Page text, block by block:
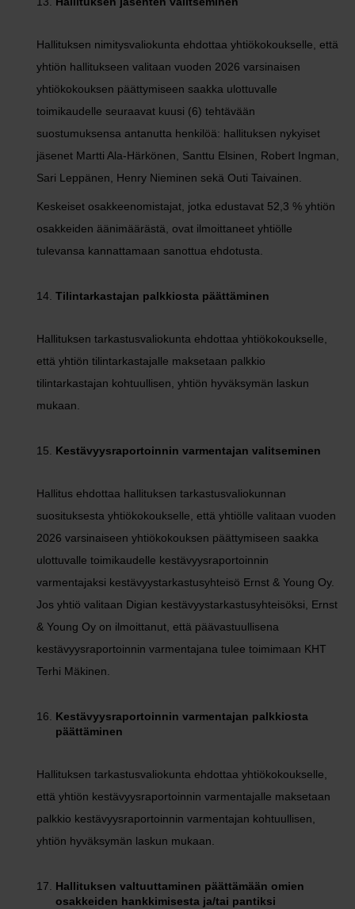
Hallituksen nimitysvaliokunta ehdottaa yhtiökokoukselle, että
yhtiön hallitukseen valitaan vuoden 2026 varsinaisen
yhtiökokouksen päättymiseen saakka ulottuvalle
toimikaudelle seuraavat kuusi (6) tehtävään
suostumuksensa antanutta henkilöä: hallituksen nykyiset
jäsenet Martti Ala-Härkönen, Santtu Elsinen, Robert Ingman,
Sari Leppänen, Henry Nieminen sekä Outi Taivainen.
Keskeiset osakkeenomistajat, jotka edustavat 52,3 % yhtiön
osakkeiden äänimäärästä, ovat ilmoittaneet yhtiölle
tulevansa kannattamaan sanottua ehdotusta.
Tilintarkastajan palkkiosta päättäminen
Hallituksen tarkastusvaliokunta ehdottaa yhtiökokoukselle,
että yhtiön tilintarkastajalle maksetaan palkkio
tilintarkastajan kohtuullisen, yhtiön hyväksymän laskun
mukaan.
Kestävyysraportoinnin varmentajan valitseminen
Hallitus ehdottaa hallituksen tarkastusvaliokunnan
suosituksesta yhtiökokoukselle, että yhtiölle valitaan vuoden
2026 varsinaiseen yhtiökokouksen päättymiseen saakka
ulottuvalle toimikaudelle kestävyysraportoinnin
varmentajaksi kestävyystarkastusyhteisö Ernst & Young Oy.
Jos yhtiö valitaan Digian kestävyystarkastusyhteisöksi, Ernst
& Young Oy on ilmoittanut, että päävastuullisena
kestävyysraportoinnin varmentajana tulee toimimaan KHT
Terhi Mäkinen.
Kestävyysraportoinnin varmentajan palkkiosta
päättäminen
Hallituksen tarkastusvaliokunta ehdottaa yhtiökokoukselle,
että yhtiön kestävyysraportoinnin varmentajalle maksetaan
palkkio kestävyysraportoinnin varmentajan kohtuullisen,
yhtiön hyväksymän laskun mukaan.
Hallituksen valtuuttaminen päättämään omien
osakkeiden hankkimisesta ja/tai pantiksi